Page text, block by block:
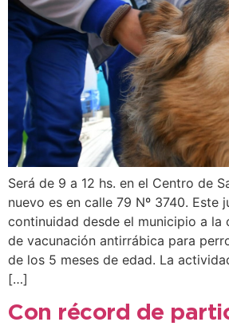
Será de 9 a 12 hs. en el Centro de
nuevo es en calle 79 Nº 3740. Este
continuidad desde el municipio a la
de vacunación antirrábica para
de los 5 meses de edad. La
[…]
Con récord de